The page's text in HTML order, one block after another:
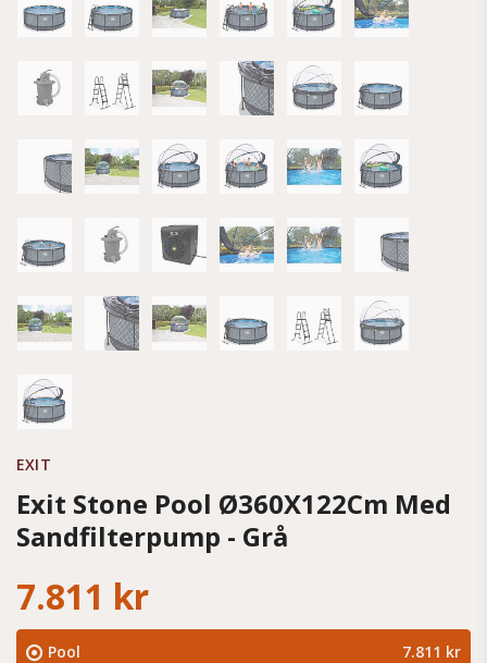
EXIT
Exit Stone Pool Ø360X122Cm Med
Sandfilterpump - Grå
7.811 kr
Pool 7.811 kr